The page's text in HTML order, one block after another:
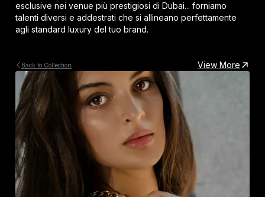
esclusive nei venue più prestigiosi di Dubai... forniamo
talenti diversi e addestrati che si allineano perfettamente
agli standard luxury del tuo brand.
Back to Collection View More